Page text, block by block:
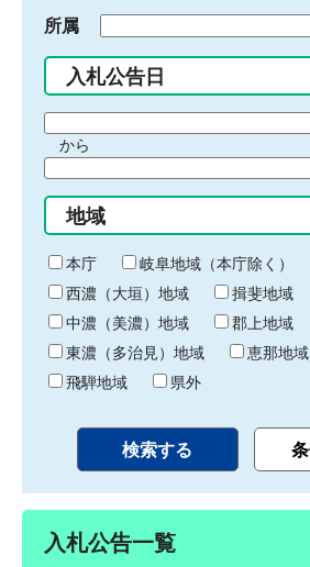
所属
入札公告日
間
始
り
から
間
終
わ
り
地域
本庁
岐阜地域（本庁除く）
西濃（大垣）地域
揖斐地域
中濃（美濃）地域
郡上地域
東濃（多治見）地域
恵那地域
飛騨地域
県外
入札公告一覧